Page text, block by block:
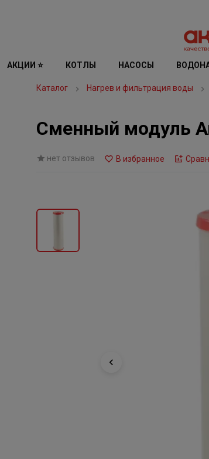
АКЦИИ ⭐ КОТЛЫ НАСОСЫ
Каталог Нагрев и фильтрация воды
Сменный модуль
нет отзывов В избранное